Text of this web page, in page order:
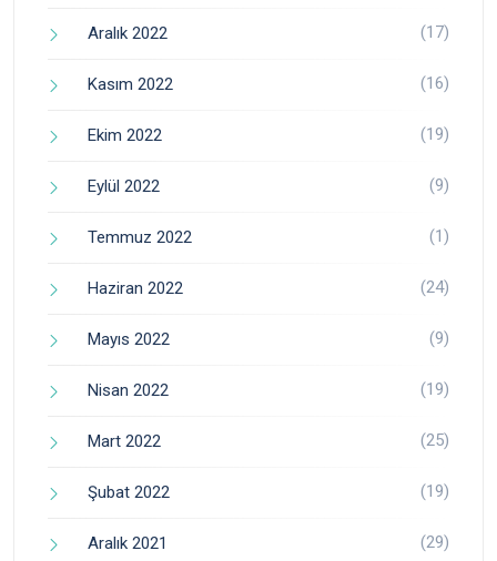
Aralık 2022 (17)
Kasım 2022 (16)
Ekim 2022 (19)
Eylül 2022 (9)
Temmuz 2022 (1)
Haziran 2022 (24)
Mayıs 2022 (9)
Nisan 2022 (19)
Mart 2022 (25)
Şubat 2022 (19)
Aralık 2021 (29)